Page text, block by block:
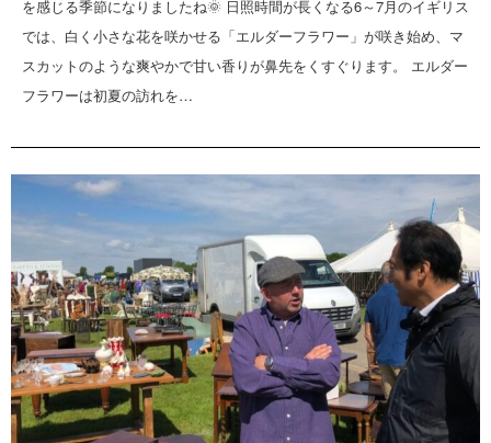
を感じる季節になりましたね🌞 日照時間が長くなる6～7月のイギリス
では、白く小さな花を咲かせる「エルダーフラワー」が咲き始め、マ
スカットのような爽やかで甘い香りが鼻先をくすぐります。 エルダー
フラワーは初夏の訪れを…